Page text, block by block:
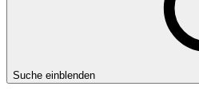
Suche einblenden